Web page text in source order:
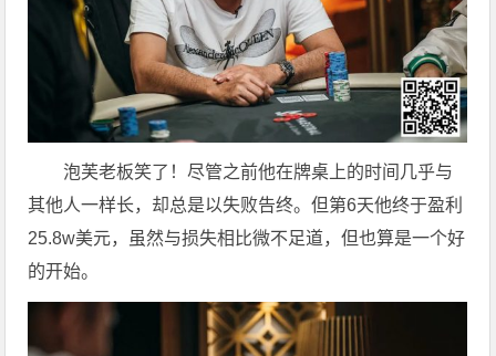
泡芙老板笑了！尽管之前他在牌桌上的时间几乎与
其他人一样长，却总是以失败告终。但第6天他终于盈利
25.8w美元，虽然与损失相比微不足道，但也算是一个好
的开始。